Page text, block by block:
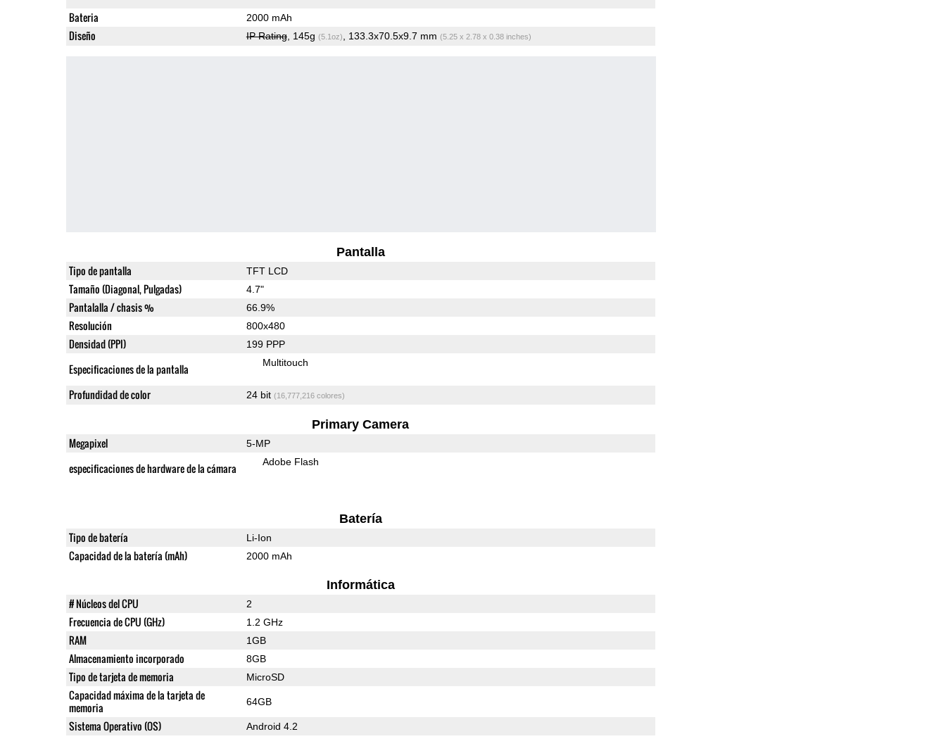
Bateria 2000 mAh
Diseño IP Rating, 145g (5.1oz) , 133.3x70.5x9.7 mm (5.25 x 2.78 x 0.38 inches)
Pantalla
Tipo de pantalla TFT LCD
Tamaño (Diagonal, Pulgadas) 4.7"
Pantalalla / chasis % 66.9%
Resolución 800x480
Densidad (PPI) 199 PPP
Especificaciones de la pantalla Multitouch
Profundidad de color 24 bit (16,777,216 colores)
Primary Camera
Megapixel 5-MP
especificaciones de hardware de la cámara Adobe Flash
Batería
Tipo de batería Li-Ion
Capacidad de la batería (mAh) 2000 mAh
Informática
# Núcleos del CPU 2
Frecuencia de CPU (GHz) 1.2 GHz
RAM 1GB
Almacenamiento incorporado 8GB
Tipo de tarjeta de memoria MicroSD
Capacidad máxima de la tarjeta de
memoria
64GB
Sistema Operativo (OS) Android 4.2